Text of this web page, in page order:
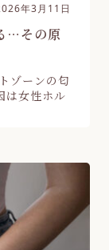
年3月11日
…その原
ゾーンの匂
は女性ホル